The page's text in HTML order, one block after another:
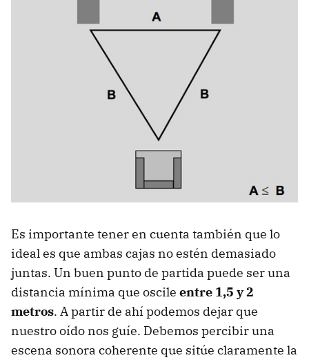
Es importante tener en cuenta también que lo
ideal es que ambas cajas no estén demasiado
juntas. Un buen punto de partida puede ser una
distancia mínima que oscile entre 1,5 y 2
metros. A partir de ahí podemos dejar que
nuestro oído nos guíe. Debemos percibir una
escena sonora coherente que sitúe claramente la